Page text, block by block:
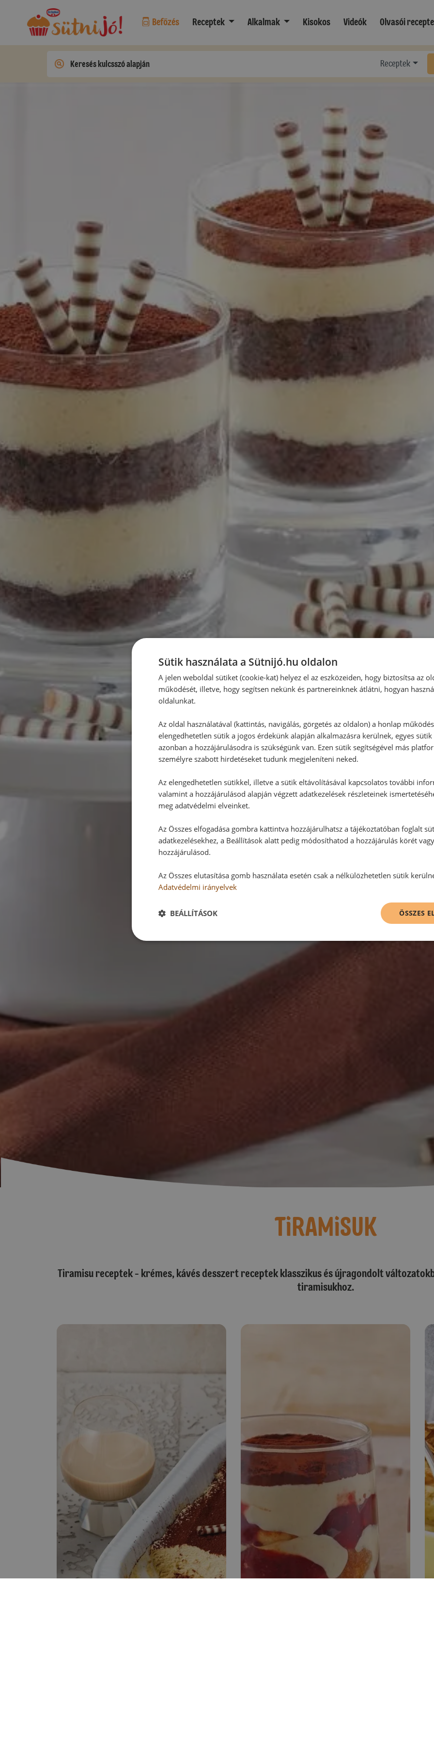
Befőzés Receptek Alkalmak Kisokos Videók Olvasói
Receptek
TiRAMiSUK
Tiramisu receptek - krémes, kávés desszert receptek klasszikus és újragondolt
tiramisukhoz.
Sütik használata a Sütnijó.hu oldalon
A jelen weboldal sütiket (cookie-kat) helyez el az eszközeiden, hogy biztosítsa az
működését, illetve, hogy segítsen nekünk és partnereinknek átlátni, hogyan
oldalunkat.
Az oldal használatával (kattintás, navigálás, görgetés az oldalon) a honlap
elengedhetetlen sütik a jogos érdekünk alapján alkalmazásra kerülnek, egyes
azonban a hozzájárulásodra is szükségünk van. Ezen sütik segítségével más
személyre szabott hirdetéseket tudunk megjeleníteni neked.
Az elengedhetetlen sütikkel, illetve a sütik eltávolításával kapcsolatos további
valamint a hozzájárulásod alapján végzett adatkezelések részleteinek
meg adatvédelmi elveinket.
Az Összes elfogadása gombra kattintva hozzájárulhatsz a tájékoztatóban foglalt
adatkezelésekhez, a Beállítások alatt pedig módosíthatod a hozzájárulás körét
hozzájárulásod.
Az Összes elutasítása gomb használata esetén csak a nélkülözhetetlen sütik
Adatvédelmi irányelvek
ÖSSZES
BEÁLLÍTÁSOK